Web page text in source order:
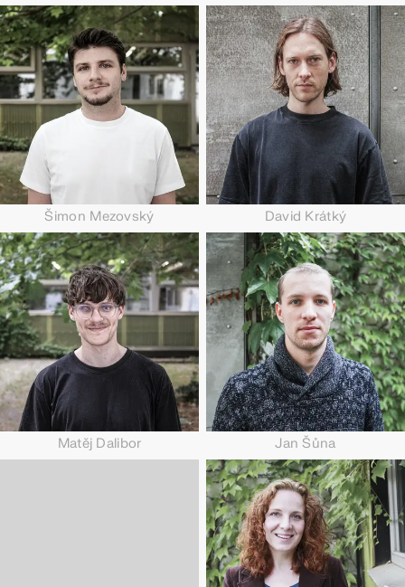
Šimon Mezovský David Krátký
Matěj Dalibor Jan Šůna